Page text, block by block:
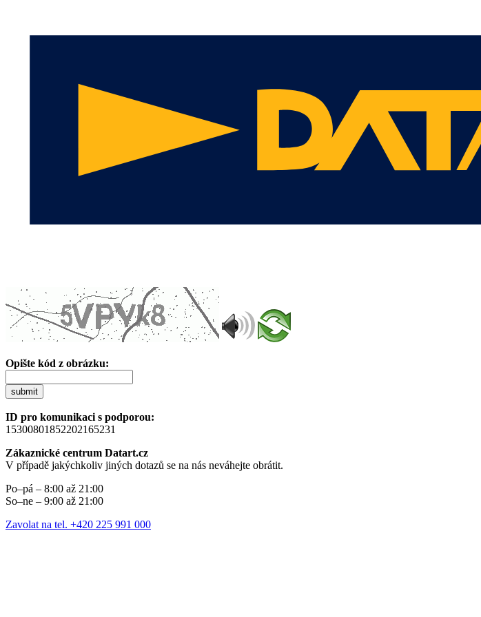
Opište kód z obrázku:
submit
ID pro komunikaci s podporou:
15300801852202165231
Zákaznické centrum Datart.cz
V případě jakýchkoliv jiných dotazů se na nás neváhejte obrátit.
Po–pá – 8:00 až 21:00
So–ne – 9:00 až 21:00
Zavolat na tel. +420 225 991 000